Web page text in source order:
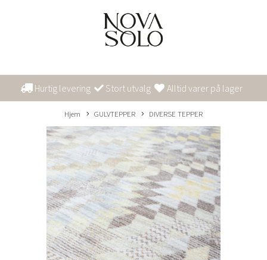
Hurtig levering Stort utvalg Alltid varer på lager
Hjem GULVTEPPER DIVERSE TEPPER